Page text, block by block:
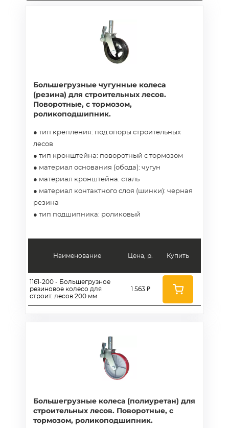
Большегрузные чугунные колеса
(резина) для строительных лесов.
Поворотные, с тормозом,
роликоподшипник.
● тип крепления: под опоры строительных
лесов
● тип кронштейна: поворотный с тормозом
● материал основания (обода): чугун
● материал кронштейна: сталь
● материал контактного слоя (шинки): черная
резина
● тип подшипника: роликовый
Наименование
1161-200 - Большегрузное
резиновое колесо для
строит. лесов 200 мм
Цена, р.
1 563 ₽
Купить
Большегрузные колеса (полиуретан) для
строительных лесов. Поворотные, с
тормозом, роликоподшипник.